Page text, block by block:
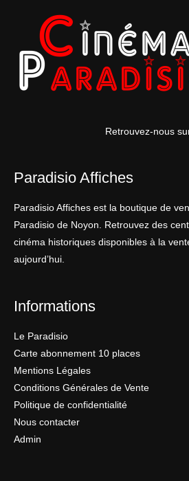
Retrouvez-nous
Paradisio Affiches
Paradisio Affiches est la boutique de
Paradisio de Noyon. Retrouvez des
cinéma historiques disponibles à la
aujourd’hui.
Informations
Le Paradisio
Carte abonnement 10 places
Mentions Légales
Conditions Générales de Vente
Politique de confidentialité
Nous contacter
Admin